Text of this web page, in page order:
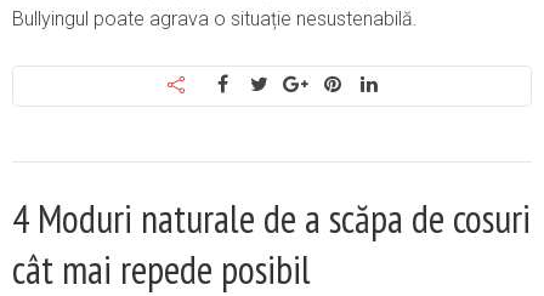
Bullyingul poate agrava o situație nesustenabilă.
4 Moduri naturale de a scăpa de cosuri
cât mai repede posibil